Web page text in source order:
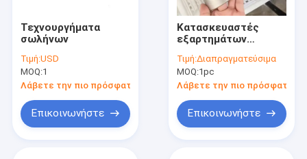
Τεχνουργήματα
σωλήνων
Τιμή:USD
MOQ:1
Λάβετε την πιο πρόσφατη τιμή
Επικοινωνήστε
Κατασκευαστές
εξαρτημάτων
συγκόλληση 90 180
βαθμών
εξαρτημάτων
σωλήνων
Τιμή:Διαπραγματεύσιμα
MOQ:1pc
Λάβετε την πιο πρόσφατη
Επικοινωνήστε